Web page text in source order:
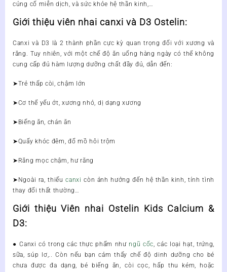
củng cố miễn dịch, và sức khỏe hệ thần kinh,…
Giới thiệu viên nhai canxi và D3 Ostelin:
Canxi và D3 là 2 thành phần cực kỳ quan trọng đối với xương và
răng. Tuy nhiên, với một chế độ ăn uống hàng ngày có thể không
cung cấp đủ hàm lượng dưỡng chất đầy đủ, dẫn đến:
➤Trẻ thấp còi, chậm lớn
➤Cơ thể yếu ớt, xương nhỏ, dị dạng xương
➤Biếng ăn, chán ăn
➤Quấy khóc đêm, đổ mồ hôi trộm
➤Răng mọc chậm, hư răng
➤Ngoài ra, thiếucanxi còn ảnh hưởng đến hệ thần kinh, tính tình
thay đổi thất thường…
Giới thiệu Viên nhai Ostelin Kids Calcium &
D3:
● Canxi có trong các thực phẩm như ngũ cốc, các loại hạt, trứng,
sữa, súp lơ,.. Còn nếu bạn cảm thấy chế độ dinh dưỡng cho bé
chưa được đa dạng, bé biếng ăn, còi cọc, hấp thu kém, hoặc